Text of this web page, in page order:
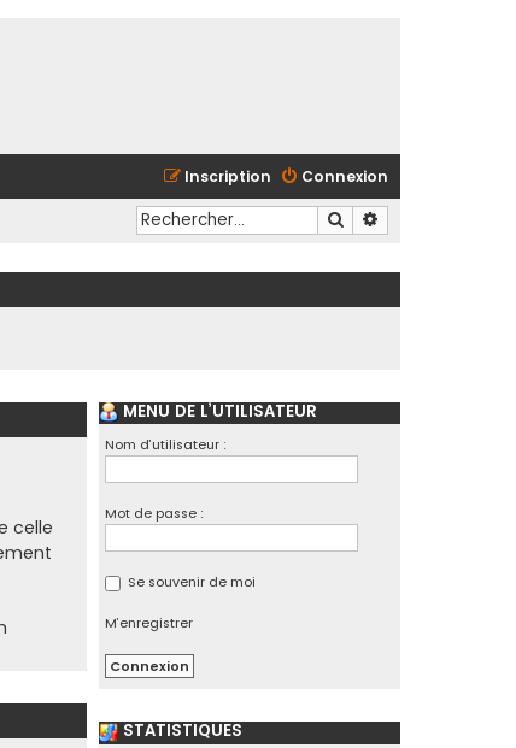
Connexion
Inscription
Rechercher
celle
MENU DE L’UTILISATEUR
Nom d’utilisateur :
Mot de passe :
Se souvenir de moi
M’enregistrer
STATISTIQUES